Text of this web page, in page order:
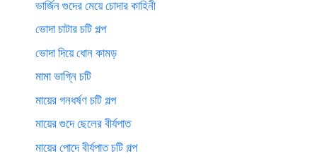
ভার্জিন গুদের মেয়ে চোদার কাহিনী
ভোদা চাটার চটি গল্প
ভোদা দিয়ে ধোন কামড়
মামা ভাগ্নি চটি
মায়ের গনধর্ষণ চটি গল্প
মায়ের গুদে ছেলের বীর্যপাত
মায়ের পোদে বীর্যপাত চটি গল্প